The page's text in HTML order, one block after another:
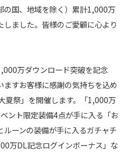
の国、地域を除く）累計1,000万
ました。皆様のご愛顧に心より
万ダウンロード突破を記念
ますお客様に感謝の気持ちを込め
夏祭」を開催します。「1,000万
ント限定装備4点が手に入る「お
ーンの装備が手に入るガチャチ
万DL記念ログインボーナス」な